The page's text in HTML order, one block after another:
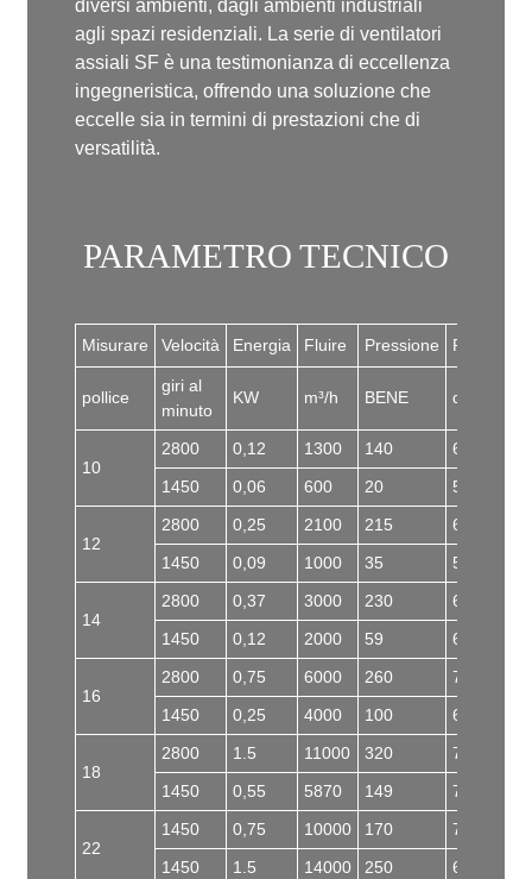
diversi ambienti, dagli ambienti industriali
agli spazi residenziali. La serie di ventilatori
assiali SF è una testimonianza di eccellenza
ingegneristica, offrendo una soluzione che
eccelle sia in termini di prestazioni che di
versatilità.
PARAMETRO TECNICO
Misurare Velocità Energia Fluire Pressione Rumore
pollice
giri al
minuto
KW m³/h BENE dB
10
2800 0,12 1300 140
62
1450
0,06 600 20 57
12
2800 0,25 2100 215
65
1450
0,09 1000 35 59
14
2800 0,37 3000 230
68
1450
0,12 2000 59 61
16
2800 0,75 6000 260
72
1450
0,25 4000 100 63
18
2800 1.5 11000 320
77
1450
0,55 5870 149 73
22
1450 0,75 10000 170
73
1450
1.5 14000 250
65